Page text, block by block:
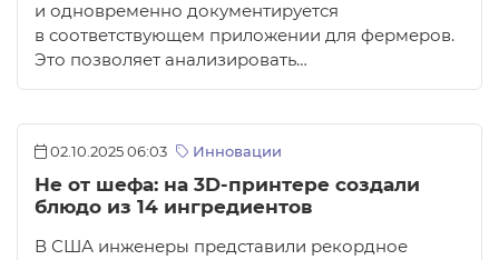
и одновременно документируется
в соответствующем приложении для фермеров.
Это позволяет анализировать…
02.10.2025 06:03 Инновации
Не от шефа: на 3D-принтере создали
блюдо из 14 ингредиентов
В США инженеры представили рекордное